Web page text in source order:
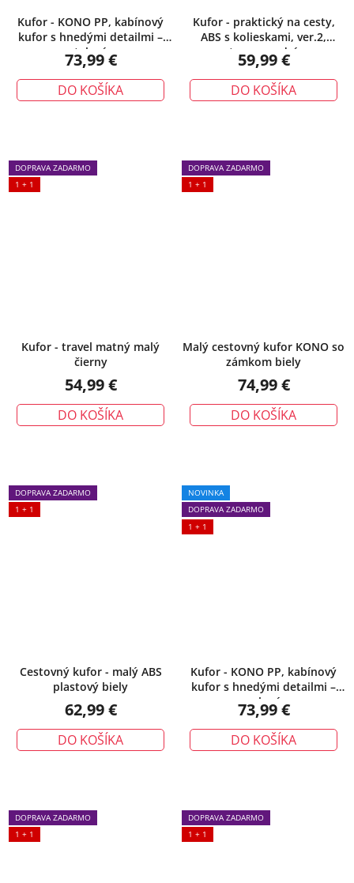
Kufor - KONO PP, kabínový
kufor s hnedými detailmi –
telový
73,99 €
DO KOŠÍKA
Kufor - praktický na cesty,
ABS s kolieskami, ver.2,
tmavomodrý
59,99 €
DO KOŠÍKA
DOPRAVA ZADARMO
1 + 1
Kufor - travel matný malý
čierny
54,99 €
DO KOŠÍKA
DOPRAVA ZADARMO
1 + 1
Malý cestovný kufor KONO so
zámkom biely
74,99 €
DO KOŠÍKA
DOPRAVA ZADARMO
1 + 1
Cestovný kufor - malý ABS
plastový biely
62,99 €
DO KOŠÍKA
NOVINKA
DOPRAVA ZADARMO
1 + 1
Kufor - KONO PP, kabínový
kufor s hnedými detailmi –
zelený
73,99 €
DO KOŠÍKA
DOPRAVA ZADARMO
1 + 1
DOPRAVA ZADARMO
1 + 1